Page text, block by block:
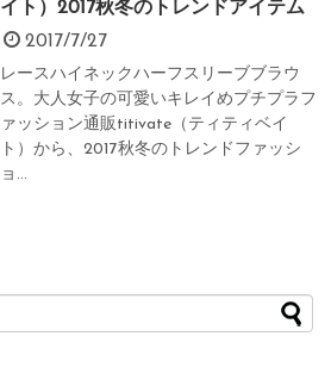
イト）2017秋冬のトレンドアイテム
2017/7/27
レースハイネックハーフスリーブブラウ
ス。大人女子の可愛いキレイめプチプラフ
ァッション通販titivate（ティティベイ
ト）から、2017秋冬のトレンドファッシ
ョ...